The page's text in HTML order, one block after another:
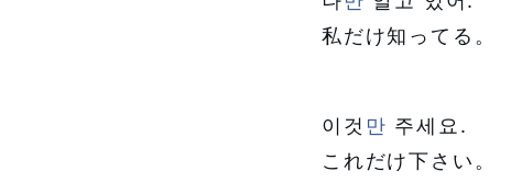
私だけ知ってる。
이것 만 주세요.
これだけ下さい。